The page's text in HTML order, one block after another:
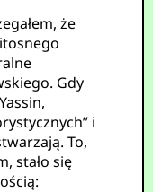
że
Gdy
i
To,
stało się